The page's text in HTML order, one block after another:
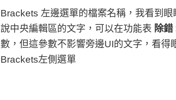
Brackets 左邊選單的檔案名稱，我看到
說中央編輯區的文字，可以在功能表 除
數，但這參數不影響旁邊UI的文字，看得
Brackets左側選單